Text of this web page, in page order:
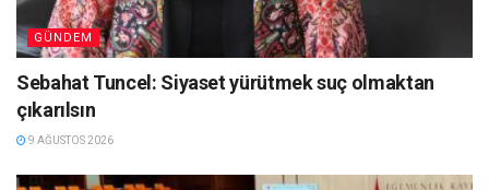
GÜNDEM
Sebahat Tuncel: Siyaset yürütmek suç olmaktan
çıkarılsın
9 AĞUSTOS 2026